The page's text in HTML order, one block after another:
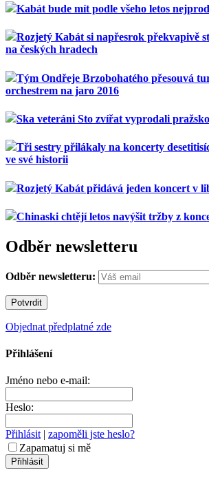
Kabát bude mít podle všeho letos
Rozjetý Kabát si napřesrok překvapivě
na českých hradech
Tým Ondřeje Brzobohatého přesouvá
orchestrem na jaro 2016
Ska veteráni Sto zvířat vyprodali
Tři sestry přilákaly na koncerty
ve své historii
Rozjetý Kabát přidává jeden koncert v
Chinaski chtějí letos navýšit tržby z
Odběr newsletteru
Odběr newsletteru:
Objednat předplatné zde
Přihlášení
Jméno nebo e-mail:
Heslo:
Přihlásit| zapoměli jste heslo?
Zapamatuj si mě